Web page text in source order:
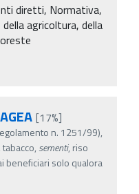
diretti, Normativa,
agricoltura, della
[17%]
n. 1251/99),
sementi, riso
beneficiari solo qualora